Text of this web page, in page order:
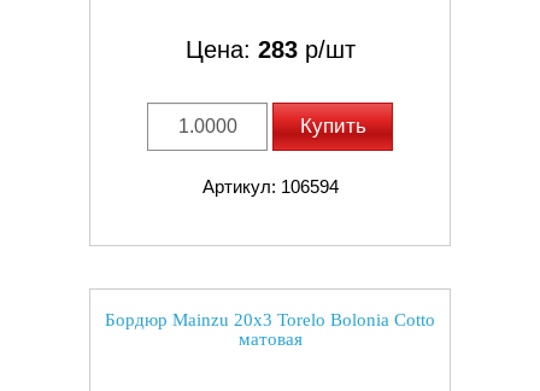
Цена: 283р/шт
Купить
Артикул: 106594
Бордюр Mainzu 20x3 Torelo Bolonia Cotto
матовая